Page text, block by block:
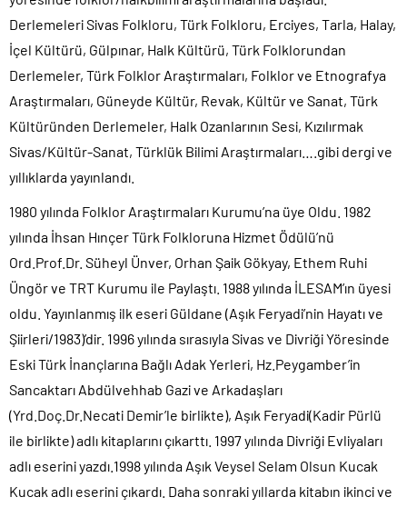
Derlemeleri Sivas Folkloru, Türk Folkloru, Erciyes, Tarla, Halay,
İçel Kültürü, Gülpınar, Halk Kültürü, Türk Folklorundan
Derlemeler, Türk Folklor Araştırmaları, Folklor ve Etnografya
Araştırmaları, Güneyde Kültür, Revak, Kültür ve Sanat, Türk
Kültüründen Derlemeler, Halk Ozanlarının Sesi, Kızılırmak
Sivas/Kültür-Sanat, Türklük Bilimi Araştırmaları….gibi dergi ve
yıllıklarda yayınlandı.
1980 yılında Folklor Araştırmaları Kurumu’na üye Oldu. 1982
yılında İhsan Hınçer Türk Folkloruna Hizmet Ödülü’nü
Ord.Prof.Dr. Süheyl Ünver, Orhan Şaik Gökyay, Ethem Ruhi
Üngör ve TRT Kurumu ile Paylaştı. 1988 yılında İLESAM’ın üyesi
oldu. Yayınlanmış ilk eseri Güldane (Aşık Feryadi’nin Hayatı ve
Şiirleri/1983)’dir. 1996 yılında sırasıyla Sivas ve Divriği Yöresinde
Eski Türk İnançlarına Bağlı Adak Yerleri, Hz.Peygamber’in
Sancaktarı Abdülvehhab Gazi ve Arkadaşları
(Yrd.Doç.Dr.Necati Demir’le birlikte), Aşık Feryadi(Kadir Pürlü
ile birlikte) adlı kitaplarını çıkarttı. 1997 yılında Divriği Evliyaları
adlı eserini yazdı.1998 yılında Aşık Veysel Selam Olsun Kucak
Kucak adlı eserini çıkardı. Daha sonraki yıllarda kitabın ikinci ve